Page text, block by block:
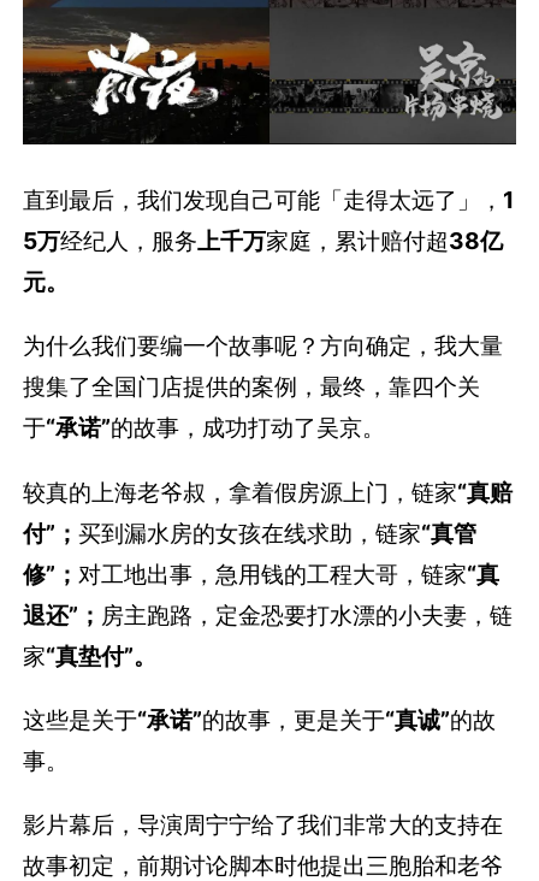
直到最后，我们发现自己可能「走得太远了」， 1
5万经纪人，服务上千万家庭，累计赔付超38亿
元。
为什么我们要编一个故事呢？方向确定，我大量
搜集了全国门店提供的案例，最终，靠四个关
于“承诺”的故事，成功打动了吴京。
较真的上海老爷叔，拿着假房源上门，链家“真赔
付”；买到漏水房的女孩在线求助，链家“真管
修”； 对工地出事，急用钱的工程大哥，链家“真
退还”； 房主跑路，定金恐要打水漂的小夫妻，链
家“真垫付”。
这些是关于“承诺”的故事，更是关于“真诚”的故
事。
影片幕后，导演周宁宁给了我们非常大的支持在
故事初定，前期讨论脚本时他提出三胞胎和老爷